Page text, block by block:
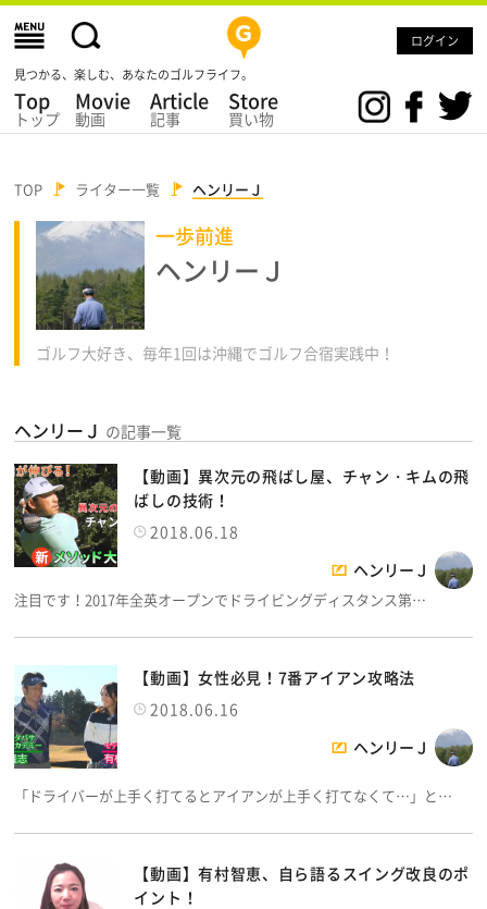
ログイン
見つかる、楽しむ、あなたのゴルフライフ。
Top
トップ
Movie
動画
Article
記事
Store
買い物
TOP ライター一覧 ヘンリーＪ
一歩前進
ヘンリーＪ
ゴルフ大好き、毎年1回は沖縄でゴルフ合宿実践中！
ヘンリーＪ の記事一覧
【動画】異次元の飛ばし屋、チャン・キムの飛
ばしの技術！
2018.06.18
ヘンリーＪ
注目です！2017年全英オープンでドライビングディスタンス第…
【動画】女性必見！7番アイアン攻略法
2018.06.16
ヘンリーＪ
「ドライバーが上手く打てるとアイアンが上手く打てなくて…」と…
【動画】有村智恵、自ら語るスイング改良のポ
イント！